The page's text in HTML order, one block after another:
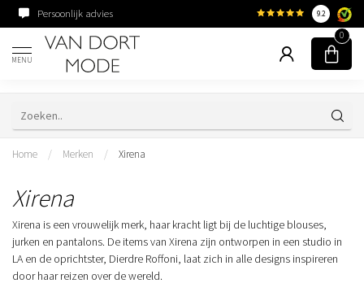
Persoonlijk advies Familiebedrijf sinds
9.2
MENU
0
Home / Merken / Xirena
Xirena
Xirena is een vrouwelijk merk, haar kracht ligt bij de luchtige blouses,
jurken en pantalons. De items van Xirena zijn ontworpen in een studio in
LA en de oprichtster, Dierdre Roffoni, laat zich in alle designs inspireren
door haar reizen over de wereld.